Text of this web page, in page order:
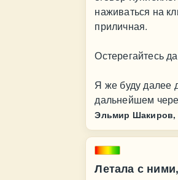
наживаться на
приличная.
Остерегайтесь
Я же буду далее
дальнейшем
Эльмир Шакиров,
Летала с